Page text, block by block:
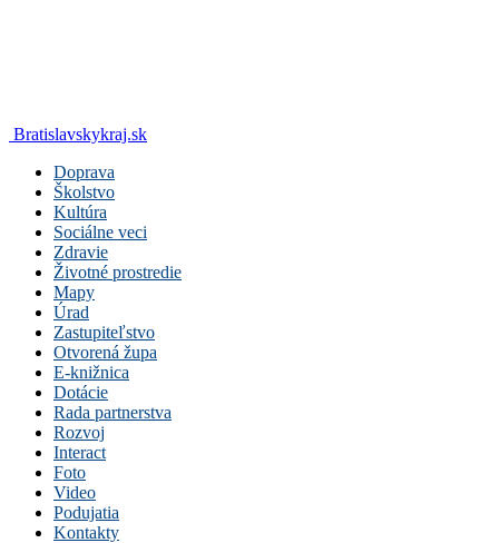
Bratislavskykraj.sk
Doprava
Školstvo
Kultúra
Sociálne veci
Zdravie
Životné prostredie
Mapy
Úrad
Zastupiteľstvo
Otvorená župa
E-knižnica
Dotácie
Rada partnerstva
Rozvoj
Interact
Foto
Video
Podujatia
Kontakty